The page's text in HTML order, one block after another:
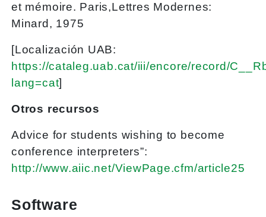
et mémoire. Paris,Lettres Modernes:
Minard, 1975
[Localización UAB:
https://cataleg.uab.cat/iii/encore/record/
lang=cat]
Otros recursos
Advice for students wishing to become
conference interpreters”:
http://www.aiic.net/ViewPage.cfm/article25
Software